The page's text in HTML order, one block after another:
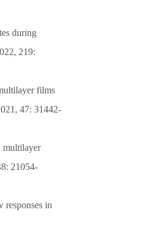
during
219:
films
47: 31442-
multilayer
21054-
responses in